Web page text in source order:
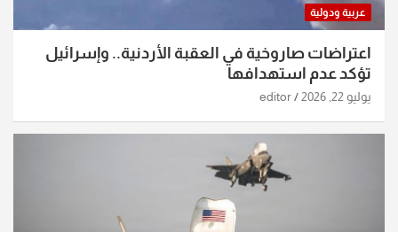
عربية ودولية
اعتراضات صاروخية في العقبة الأردنية.. وإسرائيل
تؤكد عدم استهدافها
يوليو 22, 2026 editor